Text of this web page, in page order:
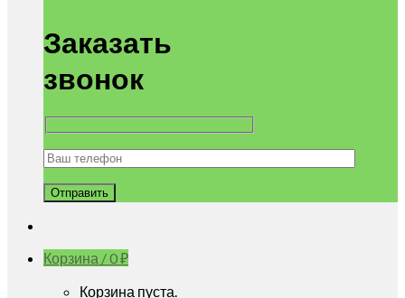
Заказать
звонок
Корзина /0₽
Корзина пуста.